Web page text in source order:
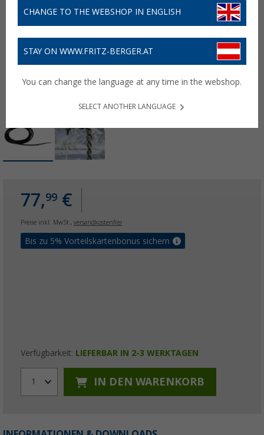
77,99 €
Preise inkl. MwSt., versandkostenfrei
Bis zu 5% Vorteilskartenbonus sichern
Verfügbarkeit: LIEFERBAR IN 2-3 WERKTAGEN
1 IN DEN WARENKORB
CHANGE TO THE WEBSHOP IN ENGLISH
STAY ON WWW.FRITZ-BERGER.AT
You can change the language at any time in the webshop.
SELECT ANOTHER LANGUAGE